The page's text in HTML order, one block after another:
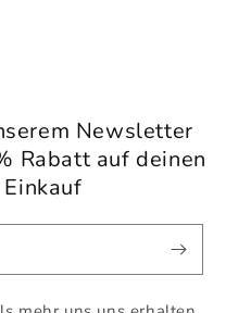
Newsletter
Rabatt auf deinen